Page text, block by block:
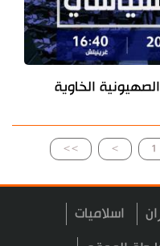
الخاوية
>> > 1
اسلاميات